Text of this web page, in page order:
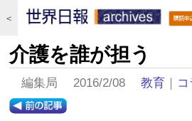
＜
介護を誰が担う
編集局 2016/2/08教育 ｜